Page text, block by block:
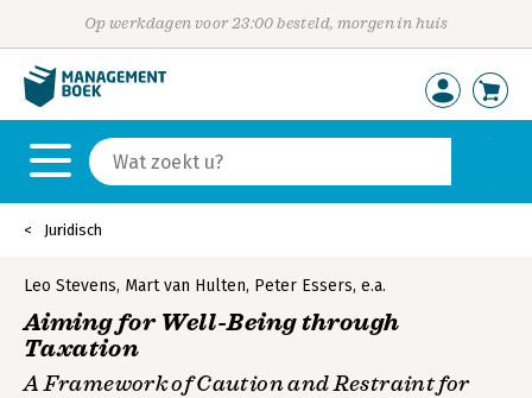
Op werkdagen voor 23:00 besteld, morgen in huis
Juridisch
Leo Stevens, Mart van Hulten, Peter Essers, e.a.
Aiming for Well-Being through
Taxation
A Framework of Caution and Restraint for